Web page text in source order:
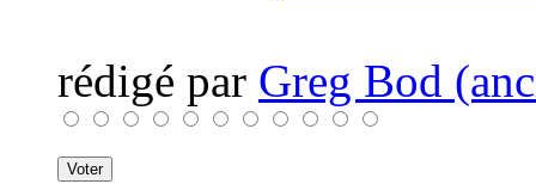
rédigé par Greg Bod